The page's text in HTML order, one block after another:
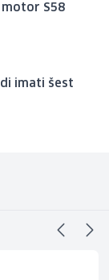
motor S58
imati šest